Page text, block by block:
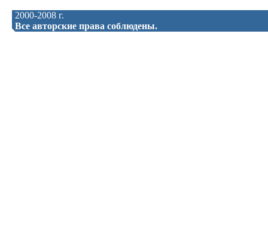
2000-2008 г.
Все авторские права соблюдены.